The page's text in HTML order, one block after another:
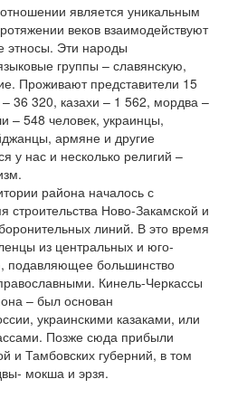
является уникальным
веков взаимодействуют
этносы. Эти народы
группы – славянскую,
Проживают представители 15
36 320, казахи – 1 562, мордва –
– 548 человек, украинцы,
армяне и другие
у нас и несколько религий –
района началось с
строительства Ново-Закамской и
линий. В это время
из центральных и юго-
подавляющее большинство
Кинель-Черкассы
– был основан
украинскими казаками, или
Позже сюда прибыли
и Тамбовских губерний, в том
мокша и эрзя.